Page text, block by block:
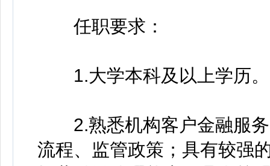
任职要求：
1.大学本科及以上学历。
2.熟悉机构客户金融服务
流程、监管政策；具有较强